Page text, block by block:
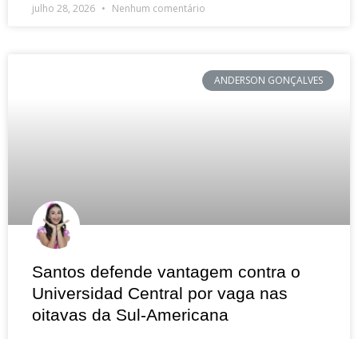
julho 28, 2026 Nenhum comentário
ANDERSON GONÇALVES
Santos defende vantagem contra o
Universidad Central por vaga nas
oitavas da Sul-Americana